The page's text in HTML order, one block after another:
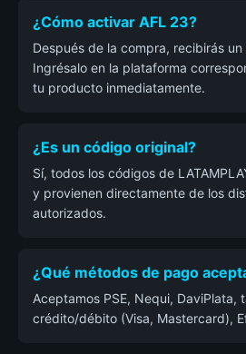
¿Cómo activar AFL 23?
Después de la compra, recibirás
Ingrésalo en la plataforma
tu producto inmediatamente.
¿Es un código original?
Sí, todos los códigos de
y provienen directamente de los
autorizados.
¿Qué métodos de pago
Aceptamos PSE, Nequi, DaviPlata,
crédito/débito (Visa, Mastercard),